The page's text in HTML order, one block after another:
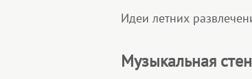
Идеи летних
Музыкальная